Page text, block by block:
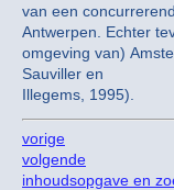
van een
Antwerpen. Echter
omgeving van)
Sauviller en
Illegems, 1995).
vorige
volgende
inhoudsopgave en